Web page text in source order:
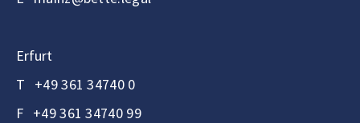
Erfurt
T +49 361 34740 0
F +49 361 34740 99